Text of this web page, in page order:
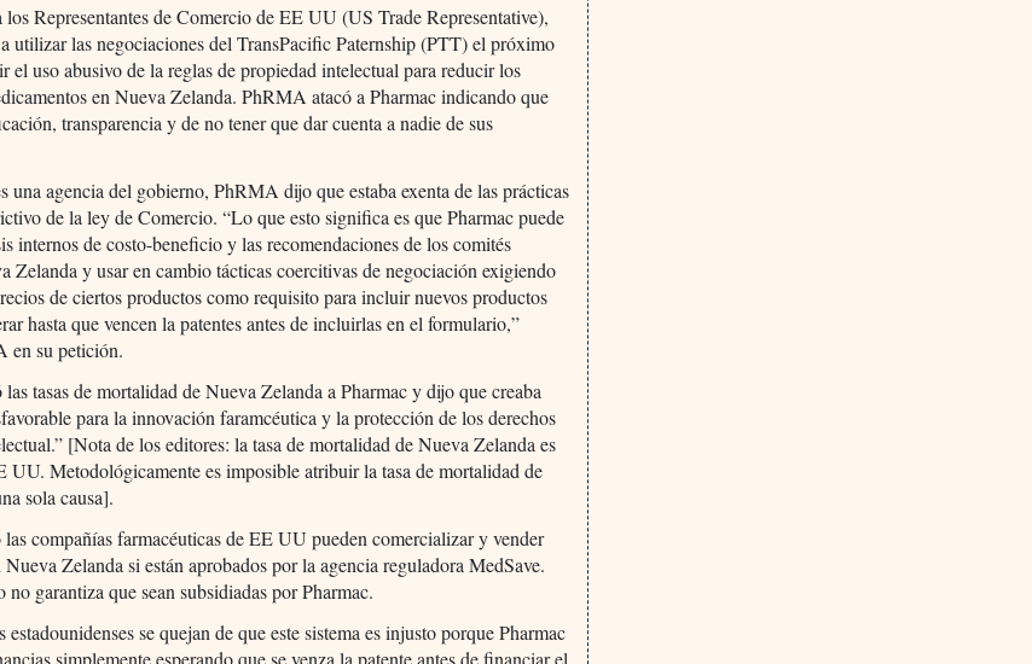
Representantes de Comercio de EE UU (US Trade Representative),
utilizar las negociaciones del TransPacific Paternship (PTT) el próximo
el uso abusivo de la reglas de propiedad intelectual para reducir los
en Nueva Zelanda. PhRMA atacó a Pharmac indicando que
transparencia y de no tener que dar cuenta a nadie de sus
una agencia del gobierno, PhRMA dijo que estaba exenta de las prácticas
de la ley de Comercio. “Lo que esto significa es que Pharmac puede
internos de costo-beneficio y las recomendaciones de los comités
Zelanda y usar en cambio tácticas coercitivas de negociación exigiendo
de ciertos productos como requisito para incluir nuevos productos
hasta que vencen la patentes antes de incluirlas en el formulario,”
en su petición.
tasas de mortalidad de Nueva Zelanda a Pharmac y dijo que creaba
para la innovación faramcéutica y la protección de los derechos
[Nota de los editores: la tasa de mortalidad de Nueva Zelanda es
UU. Metodológicamente es imposible atribuir la tasa de mortalidad de
sola causa].
las compañías farmacéuticas de EE UU pueden comercializar y vender
Nueva Zelanda si están aprobados por la agencia reguladora MedSave.
no garantiza que sean subsidiadas por Pharmac.
estadounidenses se quejan de que este sistema es injusto porque Pharmac
simplemente esperando que se venza la patente antes de financiar el